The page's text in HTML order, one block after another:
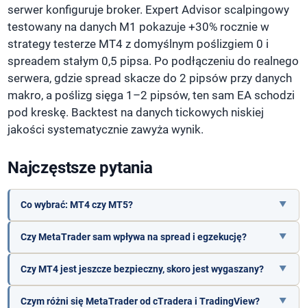
serwer konfiguruje broker. Expert Advisor scalpingowy
testowany na danych M1 pokazuje +30% rocznie w
strategy testerze MT4 z domyślnym poślizgiem 0 i
spreadem stałym 0,5 pipsa. Po podłączeniu do realnego
serwera, gdzie spread skacze do 2 pipsów przy danych
makro, a poślizg sięga 1–2 pipsów, ten sam EA schodzi
pod kreskę. Backtest na danych tickowych niskiej
jakości systematycznie zawyża wynik.
Najczęstsze pytania
Co wybrać: MT4 czy MT5?
Czy MetaTrader sam wpływa na spread i egzekucję?
Czy MT4 jest jeszcze bezpieczny, skoro jest wygaszany?
Czym różni się MetaTrader od cTradera i TradingView?